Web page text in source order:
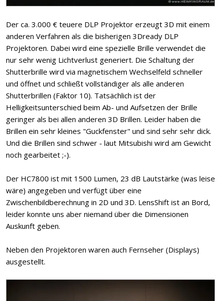
Der ca. 3.000 € teuere DLP Projektor erzeugt 3D mit einem
anderen Verfahren als die bisherigen 3Dready DLP
Projektoren. Dabei wird eine spezielle Brille verwendet die
nur sehr wenig Lichtverlust generiert. Die Schaltung der
Shutterbrille wird via magnetischem Wechselfeld schneller
und öffnet und schließt vollständiger als alle anderen
Shutterbrillen (Faktor 10). Tatsächlich ist der
Helligkeitsunterschied beim Ab- und Aufsetzen der Brille
geringer als bei allen anderen 3D Brillen. Leider haben die
Brillen ein sehr kleines "Guckfenster" und sind sehr sehr dick.
Und die Brillen sind schwer - laut Mitsubishi wird am Gewicht
noch gearbeitet ;-).
Der HC7800 ist mit 1500 Lumen, 23 dB Lautstärke (was leise
wäre) angegeben und verfügt über eine
Zwischenbildberechnung in 2D und 3D. LensShift ist an Bord,
leider konnte uns aber niemand über die Dimensionen
Auskunft geben.
Neben den Projektoren waren auch Fernseher (Displays)
ausgestellt.